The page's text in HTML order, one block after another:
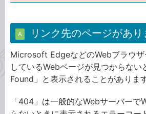
A リンク先のページがあり
Microsoft EdgeなどのWebブラウザ
しているWebページが見つからな
Found」と表示されることがあります
「404」は一般的なWebサーバーで